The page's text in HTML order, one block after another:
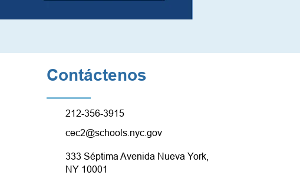
Contáctenos
212-356-3915
cec2@schools.nyc.gov
333 Séptima Avenida Nueva York,
NY 10001